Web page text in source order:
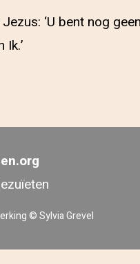
‘U bent nog
© Sylvia Grevel